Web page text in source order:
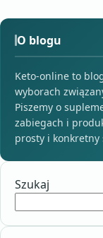
O blogu
Keto-online to
wyborach
Piszemy o
zabiegach i
prosty i konkretny
Szukaj